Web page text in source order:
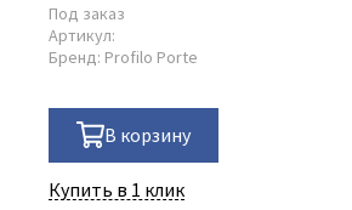
Под заказ
Артикул:
Бренд: Profilo Porte
В корзину
Купить в 1 клик